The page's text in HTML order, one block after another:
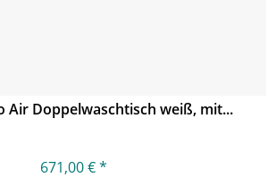
Air Doppelwaschtisch weiß, mit...
671,00 € *